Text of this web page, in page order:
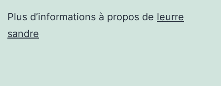
Plus d’informations à propos de leurre
sandre